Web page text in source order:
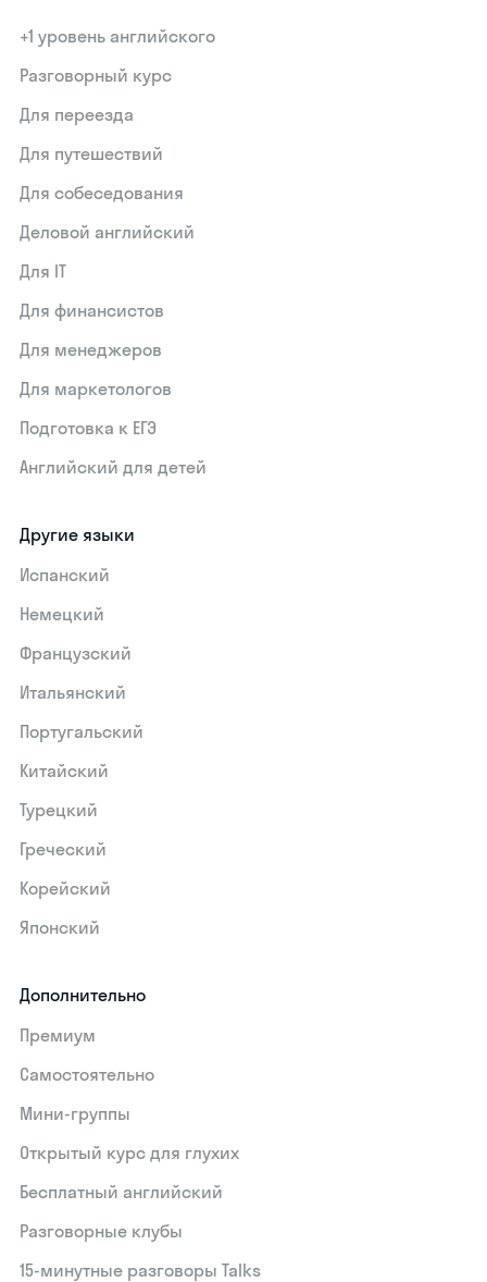
+1 уровень английского
Разговорный курс
Для переезда
Для путешествий
Для собеседования
Деловой английский
Для IT
Для финансистов
Для менеджеров
Для маркетологов
Подготовка к ЕГЭ
Английский для детей
Другие языки
Испанский
Немецкий
Французский
Итальянский
Португальский
Китайский
Турецкий
Греческий
Корейский
Японский
Дополнительно
Премиум
Самостоятельно
Мини-группы
Открытый курс для глухих
Бесплатный английский
Разговорные клубы
15‑минутные разговоры Talks